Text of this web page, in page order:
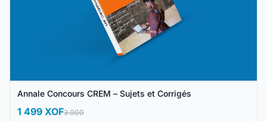
Annale Concours CREM – Sujets et Corrigés
1 499 XOF3 000